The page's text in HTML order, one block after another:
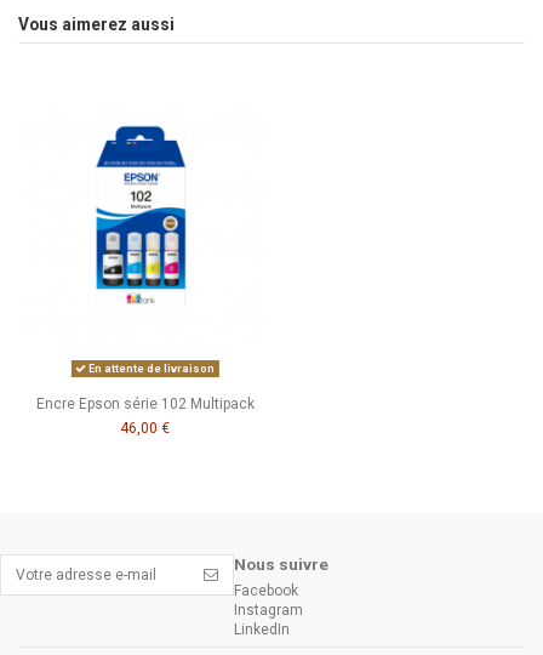
Marque
Résolution d'impression
Support Papier
Recto Verso
Résolution de numérisation
Vous aimerez aussi
En attente de livraison
Encre Epson série 102 Multipack
46,00 €
Nous suivre
Facebook
Instagram
LinkedIn